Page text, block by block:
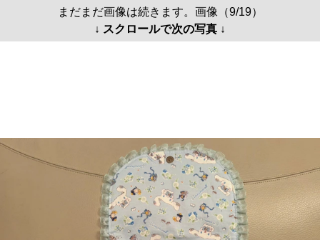
まだまだ画像は続きます。画像（9/19）
↓ スクロールで次の写真 ↓